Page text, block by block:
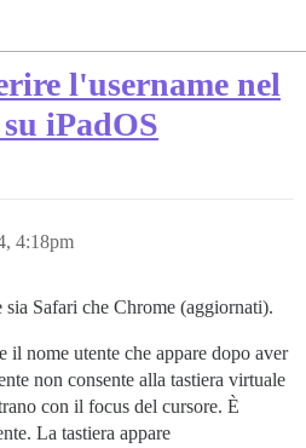
l'username nel
iPadOS
4:18pm
Safari che Chrome (aggiornati).
il nome utente che appare dopo aver
non consente alla tastiera virtuale
con il focus del cursore. È
La tastiera appare